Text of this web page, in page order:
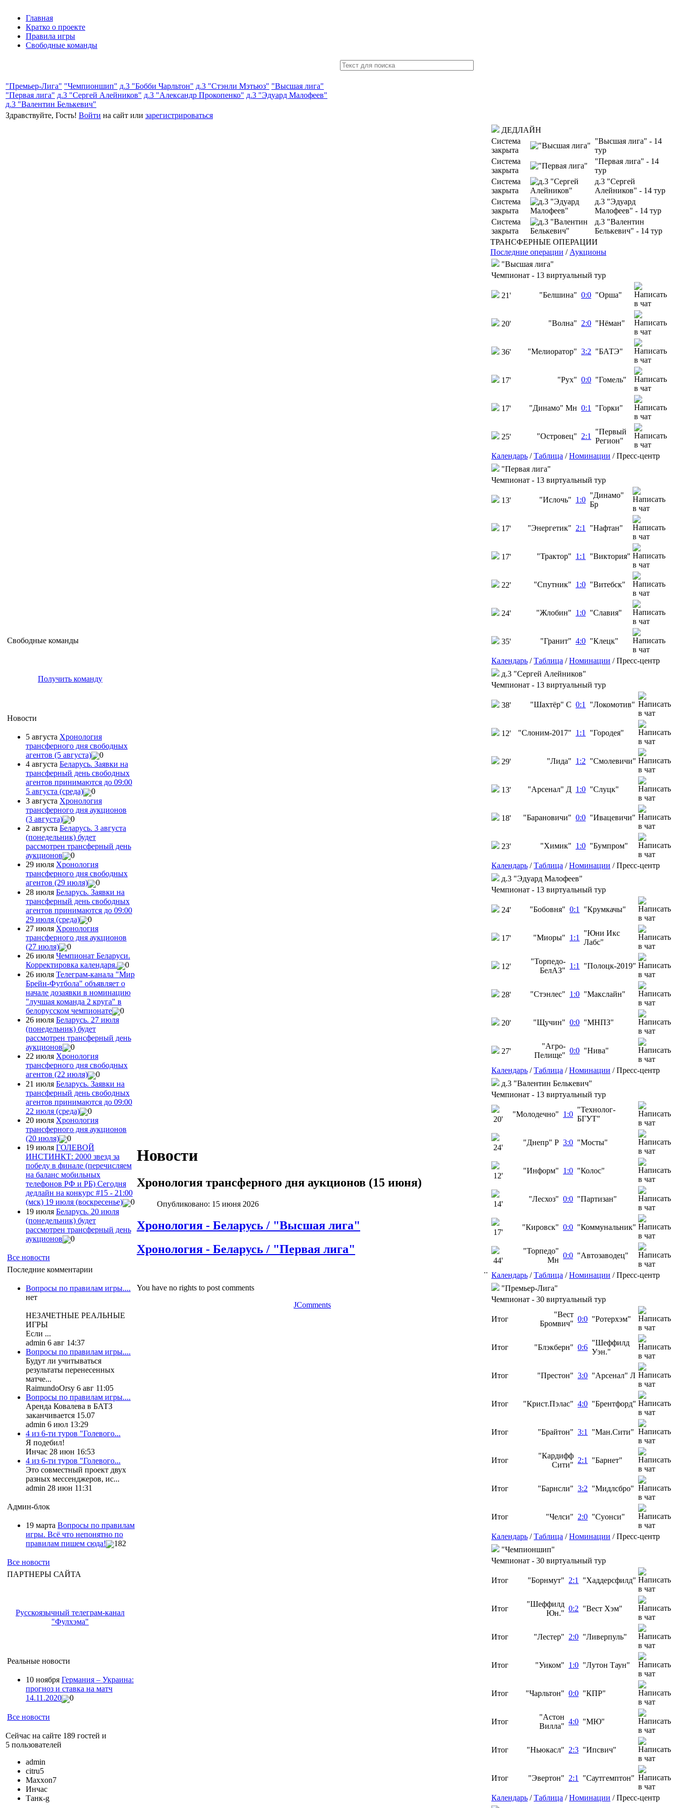
Главная
Кратко о проекте
Правила игры
Свободные команды
"Премьер-Лига" "Чемпионшип" д.3 "Бобби Чарльтон" д.3 "Стэнли Мэтьюз" "Высшая лига"
"Первая лига" д.3 "Сергей Алейников" д.3 "Александр Прокопенко" д.3 "Эдуард Малофеев"
д.3 "Валентин Белькевич"
Здравствуйте, Гость! Войти на сайт или зарегистрироваться
Свободные команды
Получить команду
Новости
5 августа Хронология
трансферного дня свободных
агентов (5 августа)
0
4 августа Беларусь. Заявки на
трансферный день свободных
агентов принимаются до 09:00
5 августа (среда)
0
3 августа Хронология
трансферного дня аукционов
(3 августа)
0
2 августа Беларусь. 3 августа
(понедельник) будет
рассмотрен трансферный день
аукционов
0
29 июля Хронология
трансферного дня свободных
агентов (29 июля)
0
28 июля Беларусь. Заявки на
трансферный день свободных
агентов принимаются до 09:00
29 июля (среда)
0
27 июля Хронология
трансферного дня аукционов
(27 июля)
0
26 июля Чемпионат Беларуси.
Корректировка календаря.
0
26 июля Телеграм-канала "Мир
Брейн-Футбола" объявляет о
начале дозаявки в номинацию
"лучшая команда 2 круга" в
белорусском чемпионате
0
26 июля Беларусь. 27 июля
(понедельник) будет
рассмотрен трансферный день
аукционов
0
22 июля Хронология
трансферного дня свободных
агентов (22 июля)
0
21 июля Беларусь. Заявки на
трансферный день свободных
агентов принимаются до 09:00
22 июля (среда)
0
20 июля Хронология
трансферного дня аукционов
(20 июля)
0
19 июля ГОЛЕВОЙ
ИНСТИНКТ: 2000 звезд за
победу в финале (перечисляем
на баланс мобильных
телефонов РФ и РБ) Сегодня
дедлайн на конкурс #15 - 21:00
(мск) 19 июля (воскресенье)
0
19 июля Беларусь. 20 июля
(понедельник) будет
рассмотрен трансферный день
аукционов
0
Все новости
Последние комментарии
Вопросы по правилам игры....
нет
НЕЗАЧЕТНЫЕ РЕАЛЬНЫЕ
ИГРЫ
Если ...
admin 6 авг 14:37
Вопросы по правилам игры....
Будут ли учитываться
результаты перенесенных
матче...
RaimundoOrsy 6 авг 11:05
Вопросы по правилам игры....
Аренда Ковалева в БАТЗ
заканчивается 15.07
admin 6 июл 13:29
4 из 6-ти туров "Голевого...
Я подебил!
Инчас 28 июн 16:53
4 из 6-ти туров "Голевого...
Это совместный проект двух
разных мессенджеров, ис...
admin 28 июн 11:31
Админ-блок
19 марта Вопросы по правилам
игры. Всё что непонятно по
правилам пишем сюда!
182
Все новости
ПАРТНЕРЫ САЙТА
Русскоязычный телеграм-канал
"Фулхэма"
Реальные новости
10 ноября Германия – Украина:
прогноз и ставка на матч
14.11.2020
0
Все новости
Сейчас на сайте 189 гостей и
5 пользователей
admin
citru5
Maxxon7
Инчас
Танк-g
Новости
Хронология трансферного дня аукционов (15 июня)
Опубликовано: 15 июня 2026
Хронология - Беларусь / "Высшая лига"
Хронология - Беларусь / "Первая лига"
..
You have no rights to post comments
JComments
ДЕДЛАЙН
Система
закрыта
"Высшая лига" - 14
тур
Система
закрыта
"Первая лига" - 14
тур
Система
закрыта
д.3 "Сергей
Алейников" - 14 тур
Система
закрыта
д.3 "Эдуард
Малофеев" - 14 тур
Система
закрыта
д.3 "Валентин
Белькевич" - 14 тур
ТРАНСФЕРНЫЕ ОПЕРАЦИИ
Последние операции / Аукционы
"Высшая лига"
Чемпионат - 13 виртуальный тур
21' "Белшина" 0:0 "Орша"
20' "Волна" 2:0 "Нёман"
36' "Мелиоратор" 3:2 "БАТЭ"
17' "Рух" 0:0 "Гомель"
17' "Динамо" Мн 0:1 "Горки"
25' "Островец" 2:1
"Первый
Регион"
Календарь /Таблица /Номинации /Пресс-центр
"Первая лига"
Чемпионат - 13 виртуальный тур
13' "Ислочь" 1:0
"Динамо"
Бр
17' "Энергетик" 2:1 "Нафтан"
17' "Трактор" 1:1 "Виктория"
22' "Спутник" 1:0 "Витебск"
24' "Жлобин" 1:0 "Славия"
35' "Гранит" 4:0 "Клецк"
Календарь /Таблица /Номинации /Пресс-центр
д.3 "Сергей Алейников"
Чемпионат - 13 виртуальный тур
38' "Шахтёр" С 0:1 "Локомотив"
12' "Слоним-2017" 1:1 "Городея"
29' "Лида" 1:2 "Смолевичи"
13' "Арсенал" Д 1:0 "Слуцк"
18' "Барановичи" 0:0 "Ивацевичи"
23' "Химик" 1:0 "Бумпром"
Календарь /Таблица /Номинации /Пресс-центр
д.3 "Эдуард Малофеев"
Чемпионат - 13 виртуальный тур
24' "Бобовня" 0:1 "Крумкачы"
17' "Миоры" 1:1
"Юни Икс
Лабс"
12'
"Торпедо-
БелАЗ"
1:1 "Полоцк-2019"
28' "Стэнлес" 1:0 "Макслайн"
20' "Щучин" 0:0 "МНПЗ"
27'
"Агро-
Пелище"
0:0 "Нива"
Календарь /Таблица /Номинации /Пресс-центр
д.3 "Валентин Белькевич"
Чемпионат - 13 виртуальный тур
20'
"Молодечно" 1:0
"Технолог-
БГУТ"
24'
"Днепр" Р 3:0 "Мосты"
12'
"Информ" 1:0 "Колос"
14'
"Лесхоз" 0:0 "Партизан"
17'
"Кировск" 0:0 "Коммунальник"
44'
"Торпедо"
Мн
0:0 "Автозаводец"
Календарь /Таблица /Номинации /Пресс-центр
"Премьер-Лига"
Чемпионат - 30 виртуальный тур
Итог
"Вест
Бромвич"
0:0 "Ротерхэм"
Итог "Блэкберн" 0:6
"Шеффилд
Уэн."
Итог "Престон" 3:0 "Арсенал" Л
Итог "Крист.Пэлас" 4:0 "Брентфорд"
Итог "Брайтон" 3:1 "Ман.Сити"
Итог
"Кардифф
Сити"
2:1 "Барнет"
Итог "Барнсли" 3:2 "Мидлсбро"
Итог "Челси" 2:0 "Суонси"
Календарь /Таблица /Номинации /Пресс-центр
"Чемпионшип"
Чемпионат - 30 виртуальный тур
Итог "Борнмут" 2:1 "Хаддерсфилд"
Итог
"Шеффилд
Юн."
0:2 "Вест Хэм"
Итог "Лестер" 2:0 "Ливерпуль"
Итог "Уиком" 1:0 "Лутон Таун"
Итог "Чарльтон" 0:0 "КПР"
Итог
"Астон
Вилла"
4:0 "МЮ"
Итог "Ньюкасл" 2:3 "Ипсвич"
Итог "Эвертон" 2:1 "Саутгемптон"
Календарь /Таблица /Номинации /Пресс-центр